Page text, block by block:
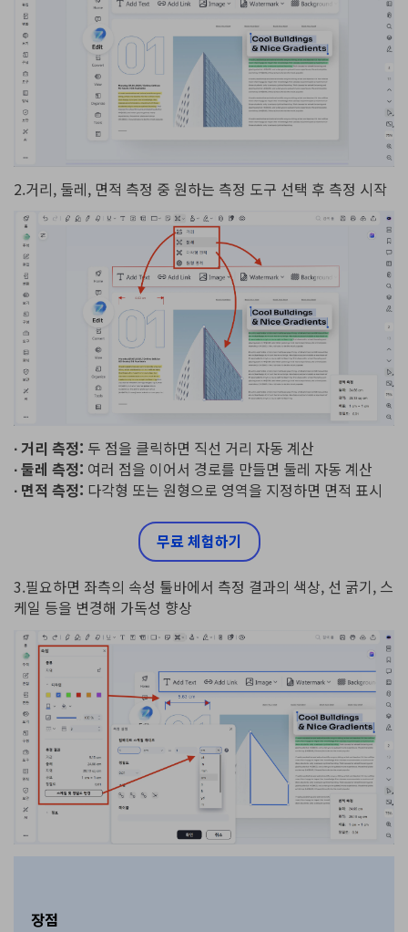
2.거리, 둘레, 면적 측정 중 원하는 측정 도구 선택 후 측정 시작
∙ 거리 측정: 두 점을 클릭하면 직선 거리 자동 계산
∙ 둘레 측정: 여러 점을 이어서 경로를 만들면 둘레 자동 계산
∙ 면적 측정: 다각형 또는 원형으로 영역을 지정하면 면적 표시
무료 체험하기
3.필요하면 좌측의 속성 툴바에서 측정 결과의 색상, 선 굵기, 스
케일 등을 변경해 가독성 향상
장점